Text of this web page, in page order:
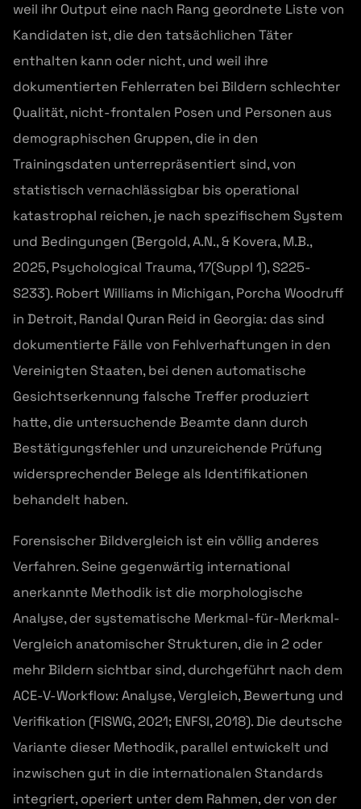
weil ihr Output eine nach Rang geordnete Liste von
Kandidaten ist, die den tatsächlichen Täter
enthalten kann oder nicht, und weil ihre
dokumentierten Fehlerraten bei Bildern schlechter
Qualität, nicht-frontalen Posen und Personen aus
demographischen Gruppen, die in den
Trainingsdaten unterrepräsentiert sind, von
statistisch vernachlässigbar bis operational
katastrophal reichen, je nach spezifischem System
und Bedingungen (Bergold, A.N., & Kovera, M.B.,
2025, Psychological Trauma, 17(Suppl 1), S225-
S233). Robert Williams in Michigan, Porcha Woodruff
in Detroit, Randal Quran Reid in Georgia: das sind
dokumentierte Fälle von Fehlverhaftungen in den
Vereinigten Staaten, bei denen automatische
Gesichtserkennung falsche Treffer produziert
hatte, die untersuchende Beamte dann durch
Bestätigungsfehler und unzureichende Prüfung
widersprechender Belege als Identifikationen
behandelt haben.
Forensischer Bildvergleich ist ein völlig anderes
Verfahren. Seine gegenwärtig international
anerkannte Methodik ist die morphologische
Analyse, der systematische Merkmal-für-Merkmal-
Vergleich anatomischer Strukturen, die in 2 oder
mehr Bildern sichtbar sind, durchgeführt nach dem
ACE-V-Workflow: Analyse, Vergleich, Bewertung und
Verifikation (FISWG, 2021; ENFSI, 2018). Die deutsche
Variante dieser Methodik, parallel entwickelt und
inzwischen gut in die internationalen Standards
integriert, operiert unter dem Rahmen, der von der